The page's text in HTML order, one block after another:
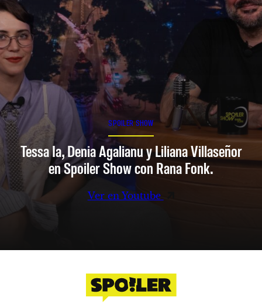
SPOILER SHOW
Tessa Ia, Denia Agalianu y Liliana Villaseñor
en Spoiler Show con Rana Fonk.
Ver en Youtube